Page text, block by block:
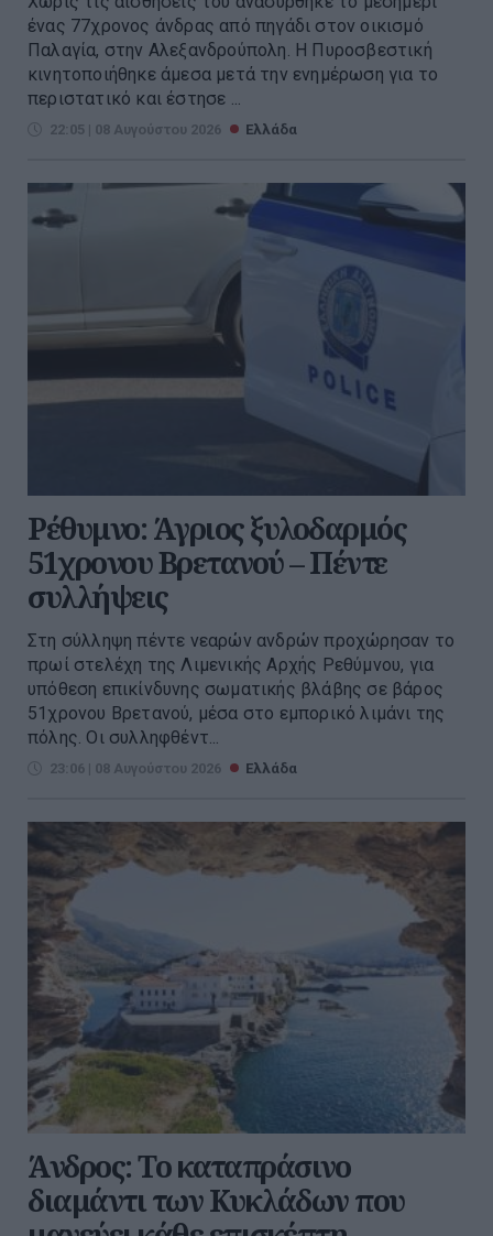
ένας 77χρονος άνδρας από πηγάδι στον οικισμό
Παλαγία, στην Αλεξανδρούπολη. Η Πυροσβεστική
κινητοποιήθηκε άμεσα μετά την ενημέρωση για το
περιστατικό και έστησε ...
22:05 | 08 Αυγούστου 2026 Ελλάδα
Ρέθυμνο: Άγριος ξυλοδαρμός
51χρονου Βρετανού – Πέντε
συλλήψεις
Στη σύλληψη πέντε νεαρών ανδρών προχώρησαν το
πρωί στελέχη της Λιμενικής Αρχής Ρεθύμνου, για
υπόθεση επικίνδυνης σωματικής βλάβης σε βάρος
51χρονου Βρετανού, μέσα στο εμπορικό λιμάνι της
πόλης. Οι συλληφθέντ...
23:06 | 08 Αυγούστου 2026 Ελλάδα
Άνδρος: Το καταπράσινο
διαμάντι των Κυκλάδων που